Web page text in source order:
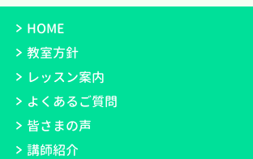
HOME
教室方針
レッスン案内
よくあるご質問
皆さまの声
講師紹介